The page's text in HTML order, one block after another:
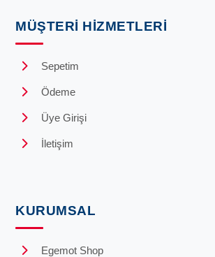
MÜŞTERI HIZMETLERI
Sepetim
Ödeme
Üye Girişi
İletişim
KURUMSAL
Egemot Shop